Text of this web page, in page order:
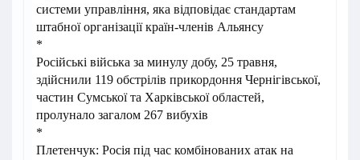
системи управління, яка відповідає стандартам
штабної організації країн-членів Альянсу
*
Російські війська за минулу добу, 25 травня,
здійснили 119 обстрілів прикордоння Чернігівської,
частин Сумської та Харківської областей,
пролунало загалом 267 вибухів
*
Плетенчук: Росія під час комбінованих атак на